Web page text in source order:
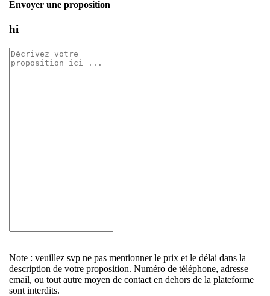
Envoyer une proposition
hi
Note : veuillez svp ne pas mentionner le prix et le délai dans la
description de votre proposition. Numéro de téléphone, adresse
email, ou tout autre moyen de contact en dehors de la plateforme
sont interdits.